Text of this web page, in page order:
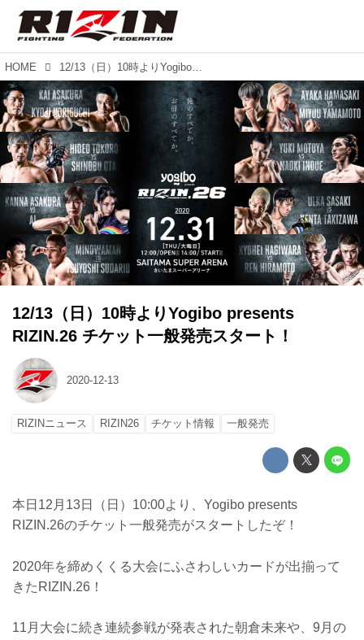
HOME 12/13（日）10時よりYogibo presents RIZIN.26 チケット一般発売スタート！
12/13（日）10時よりYogibo presents
RIZIN.26 チケット一般発売スタート！
2020-12-13
RIZINニュース RIZIN26 チケット情報 一般発売
本日12月13日（日）10:00より、Yogibo presents
RIZIN.26のチケット一般発売がスタートしたぞ！
2020年を締めくくる大会にふさわしいカードが出揃って
きたRIZIN.26！
11月大会に続き連続参戦が発表された朝倉未来や、9月の